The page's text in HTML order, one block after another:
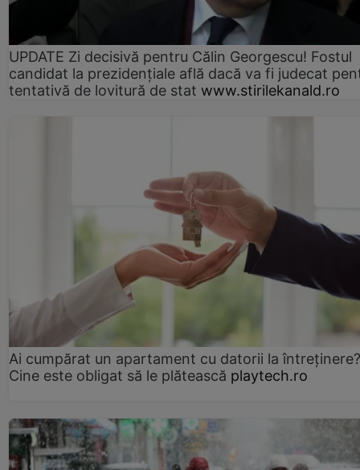
UPDATE Zi decisivă pentru Călin Georgescu! Fostul
candidat la prezidențiale află dacă va fi judecat
tentativă de lovitură de stat www.stirilekanald.ro
Ai cumpărat un apartament cu datorii la întreținere?
Cine este obligat să le plătească playtech.ro